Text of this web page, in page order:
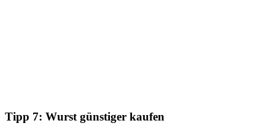
Tipp 7: Wurst günstiger kaufen